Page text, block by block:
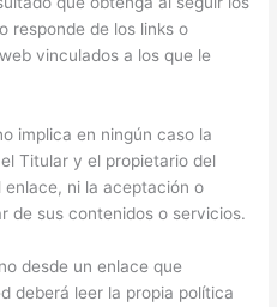
responde de los links o
vinculados a los que le
implica en ningún caso la
Titular y el propietario del
enlace, ni la aceptación o
de sus contenidos o servicios.
desde un enlace que
deberá leer la propia política